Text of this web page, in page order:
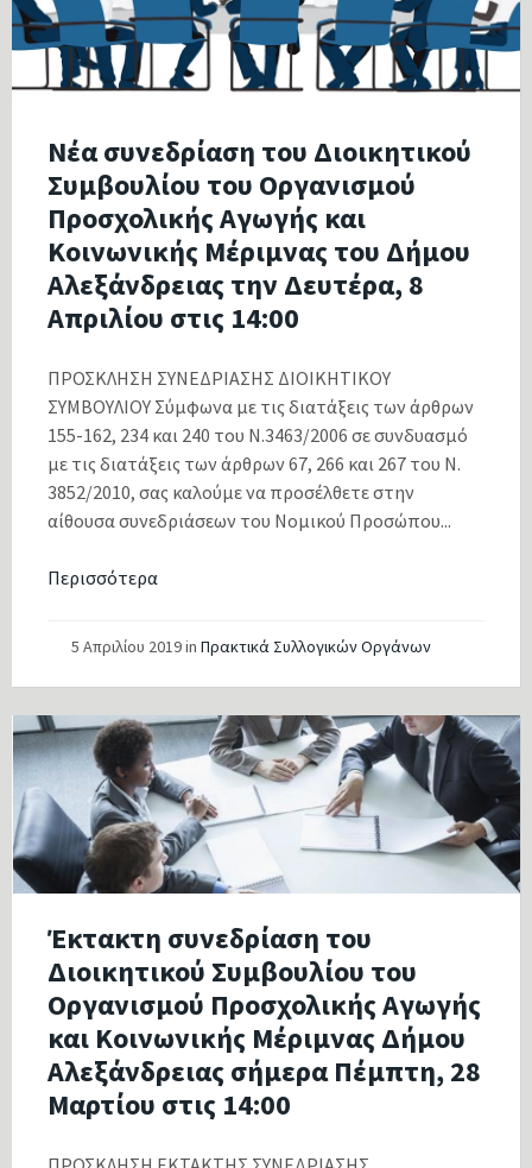
Νέα συνεδρίαση του Διοικητικού
Συμβουλίου του Οργανισμού
Προσχολικής Αγωγής και
Κοινωνικής Μέριμνας του Δήμου
Αλεξάνδρειας την Δευτέρα, 8
Απριλίου στις 14:00
ΠΡΟΣΚΛΗΣΗ ΣΥΝΕΔΡΙΑΣΗΣ ΔΙΟΙΚΗΤΙΚΟΥ
ΣΥΜΒΟΥΛΙΟΥ Σύμφωνα με τις διατάξεις των άρθρων
155-162, 234 και 240 του Ν.3463/2006 σε συνδυασμό
με τις διατάξεις των άρθρων 67, 266 και 267 του Ν.
3852/2010, σας καλούμε να προσέλθετε στην
αίθουσα συνεδριάσεων του Νομικού Προσώπου...
Περισσότερα
5 Απριλίου 2019in Πρακτικά Συλλογικών Οργάνων
Έκτακτη συνεδρίαση του
Διοικητικού Συμβουλίου του
Οργανισμού Προσχολικής Αγωγής
και Κοινωνικής Μέριμνας Δήμου
Αλεξάνδρειας σήμερα Πέμπτη, 28
Μαρτίου στις 14:00